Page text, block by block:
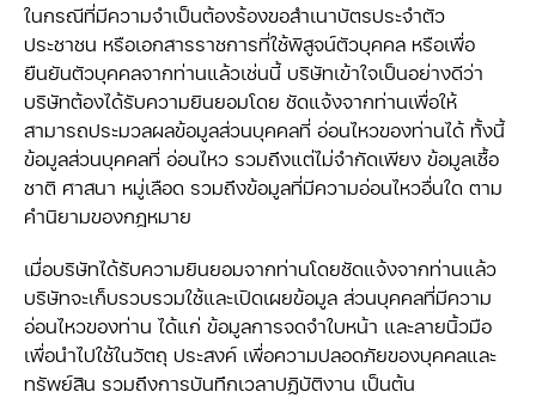
ในกรณีที่มีความจำเป็นต้องร้องขอสำเนาบัตรประจำตัว
ประชาชน หรือเอกสารราชการที่ใช้พิสูจน์ตัวบุคคล หรือเพื่อ
ยืนยันตัวบุคคลจากท่านแล้วเช่นนี้ บริษัทเข้าใจเป็นอย่างดีว่า
บริษัทต้องได้รับความยินยอมโดย ชัดแจ้งจากท่านเพื่อให้
สามารถประมวลผลข้อมูลส่วนบุคคลที่ อ่อนไหวของท่านได้ ทั้งนี้
ข้อมูลส่วนบุคคลที่ อ่อนไหว รวมถึงแต่ไม่จำกัดเพียง ข้อมูลเชื้อ
ชาติ ศาสนา หมู่เลือด รวมถึงข้อมูลที่มีความอ่อนไหวอื่นใด ตาม
คำนิยามของกฎหมาย
เมื่อบริษัทได้รับความยินยอมจากท่านโดยชัดแจ้งจากท่านแล้ว
บริษัทจะเก็บรวบรวมใช้และเปิดเผยข้อมูล ส่วนบุคคลที่มีความ
อ่อนไหวของท่าน ได้แก่ ข้อมูลการจดจำใบหน้า และลายนิ้วมือ
เพื่อนำไปใช้ในวัตถุ ประสงค์ เพื่อความปลอดภัยของบุคคลและ
ทรัพย์สิน รวมถึงการบันทึกเวลาปฏิบัติงาน เป็นต้น